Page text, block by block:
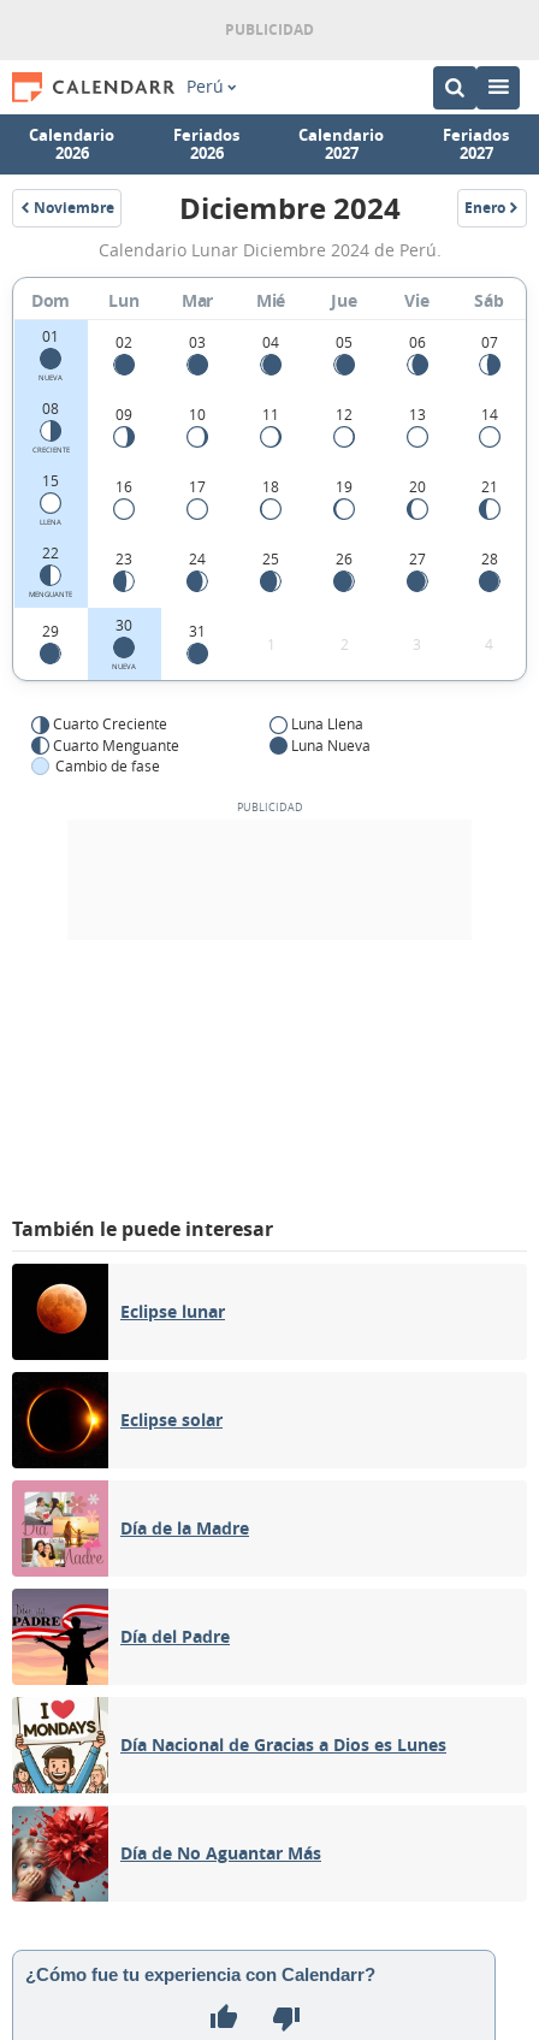
Perú
Calendario
2026
Feriados
2026
Calendario
2027
Feriados
2027
Noviembre
2024
Calendario
Lunar
Diciembre
2024
Perú.
Diciembre 2024 Enero
2025
Calendario Lunar Diciembre 2024 de Perú.
Dom Lun Mar Mié Jue Vie Sáb
01
NUEVA
02 03 04 05 06 07
08
CRECIENTE
09 10 11 12 13 14
15
LLENA
16 17 18 19 20 21
22
MENGUANTE
23 24 25 26 27 28
29 30
NUEVA
31
1 2 3 4
Cuarto Creciente
Luna Llena
Cuarto Menguante
Luna Nueva
Cambio de fase
También le puede interesar
Eclipse lunar
Eclipse solar
Día de la Madre
Día del Padre
Día Nacional de Gracias a Dios es Lunes
Día de No Aguantar Más
¿Cómo fue tu experiencia con Calendarr?